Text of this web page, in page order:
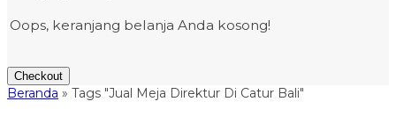
Oops, keranjang belanja Anda kosong!
Checkout
Beranda » Tags "Jual Meja Direktur Di Catur Bali"